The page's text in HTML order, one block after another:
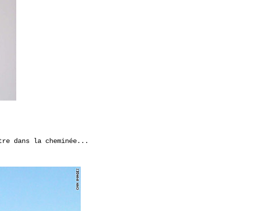
dans la cheminée...